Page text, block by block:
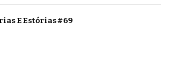
E Estórias #69